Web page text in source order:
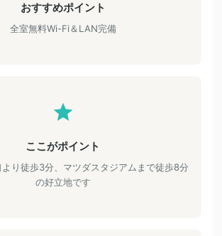
おすすめポイント
全室無料Wi-Fi＆LAN完備
ここがポイント
り徒歩3分、マツダスタジアムまで徒歩8分
の好立地です